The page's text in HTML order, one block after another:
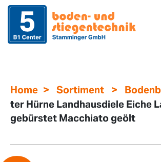
Home > Sortiment >
ter Hürne Landhausdiele Eiche
gebürstet Macchiato geölt